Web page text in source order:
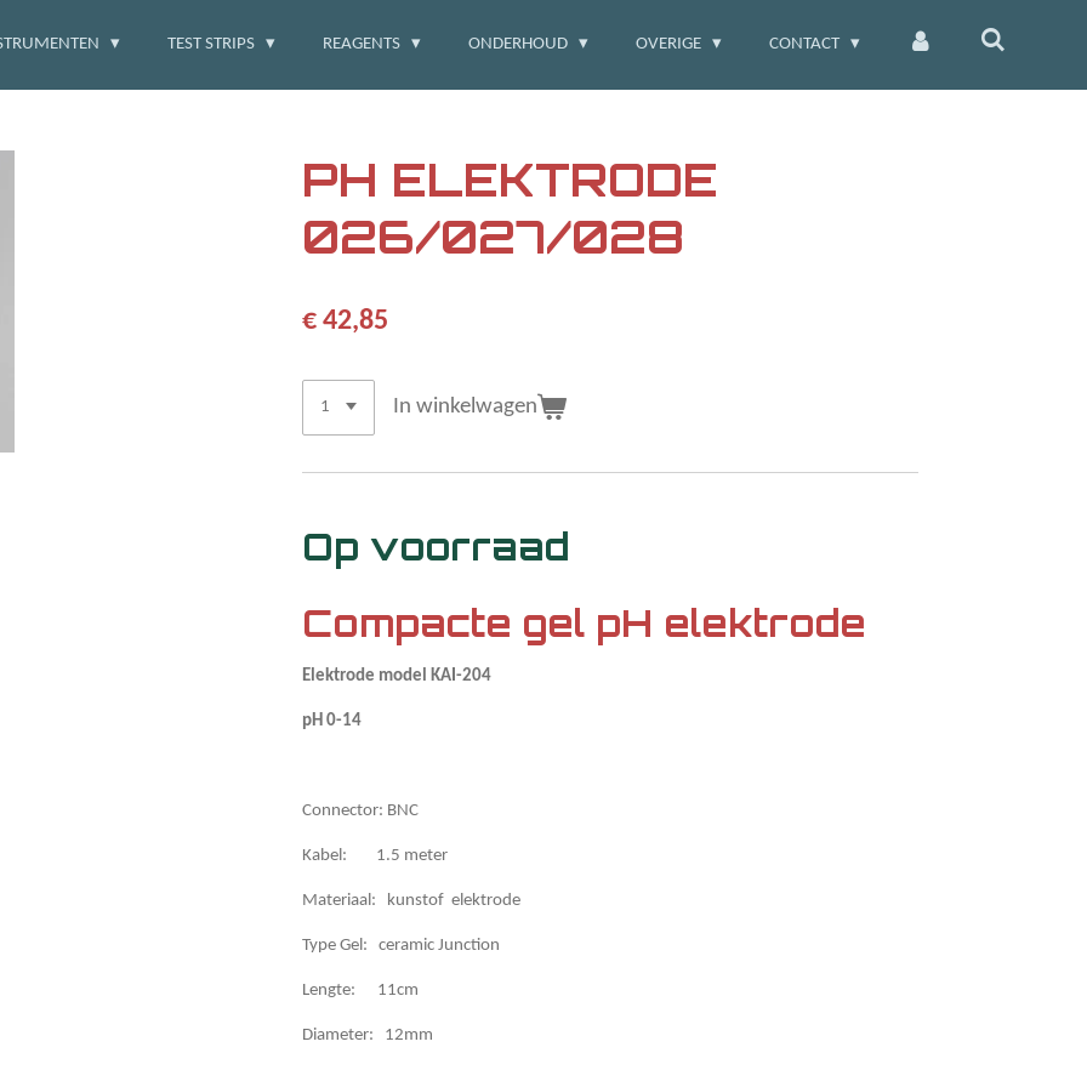
TEST STRIPS REAGENTS ONDERHOUD OVERIGE CONTACT
PH ELEKTRODE
026/027/028
€ 42,85
In winkelwagen
Op voorraad
Compacte gel pH elektrode
Elektrode model KAI-204
pH 0-14
Connector: BNC
Kabel: 1.5 meter
Materiaal: kunstof elektrode
Type Gel: ceramic Junction
Lengte: 11cm
Diameter: 12mm